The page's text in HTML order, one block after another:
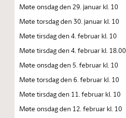
Møte onsdag den 29. januar kl. 10
Møte torsdag den 30. januar kl. 10
Møte tirsdag den 4. februar kl. 10
Møte tirsdag den 4. februar kl. 18.00
Møte onsdag den 5. februar kl. 10
Møte torsdag den 6. februar kl. 10
Møte tirsdag den 11. februar kl. 10
Møte onsdag den 12. februar kl. 10